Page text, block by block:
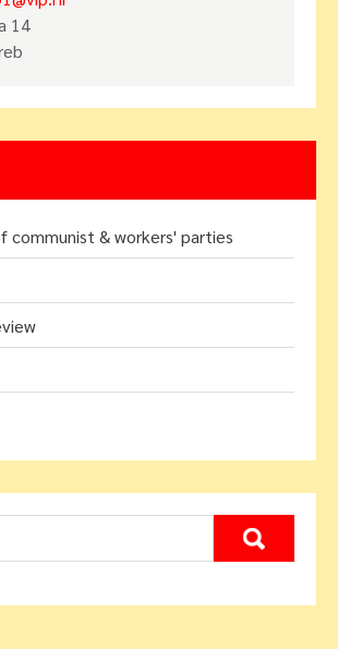
14
communist & workers' parties